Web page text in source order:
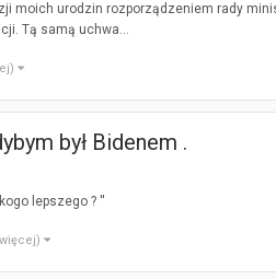
moich urodzin rozporządzeniem rady
Tą samą uchwa...
był Bidenem .
lepszego ? ''